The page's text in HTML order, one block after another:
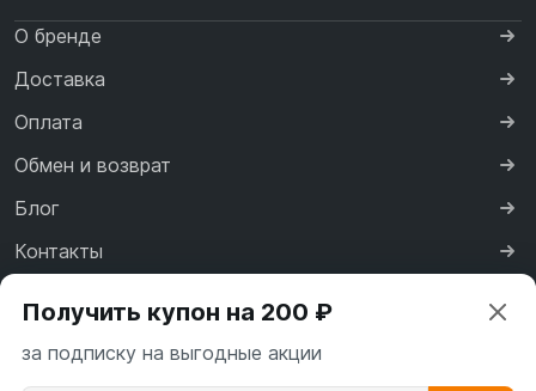
О бренде
Доставка
Оплата
Обмен и возврат
Блог
Контакты
Договор оферты
Получить купон на 200 ₽
за подписку на выгодные акции